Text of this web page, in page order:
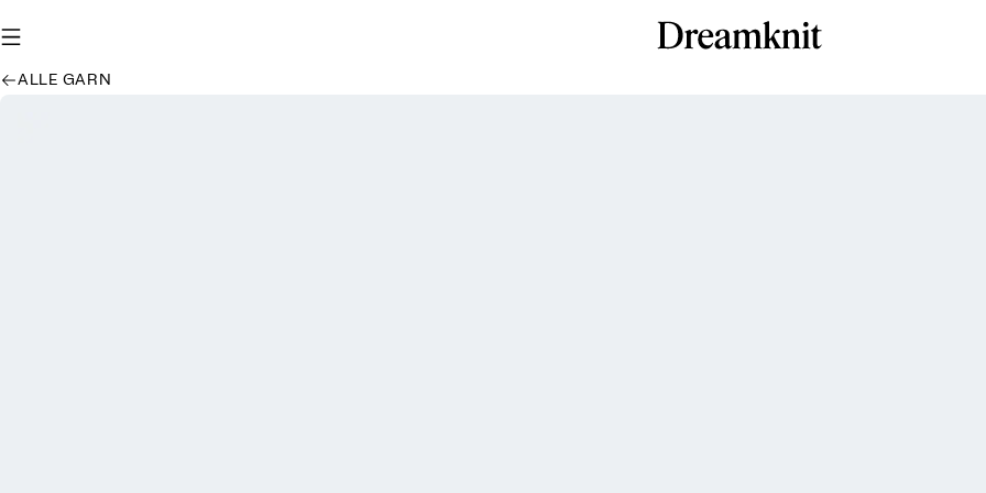
ALLE GARN